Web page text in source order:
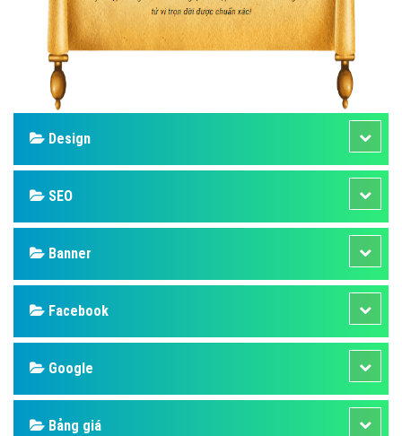
Design
SEO
Banner
Facebook
Google
Bảng giá